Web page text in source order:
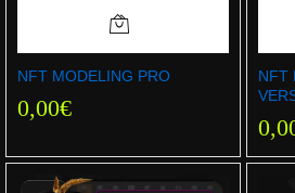
NFT MODELING PRO
0,00€
NFT